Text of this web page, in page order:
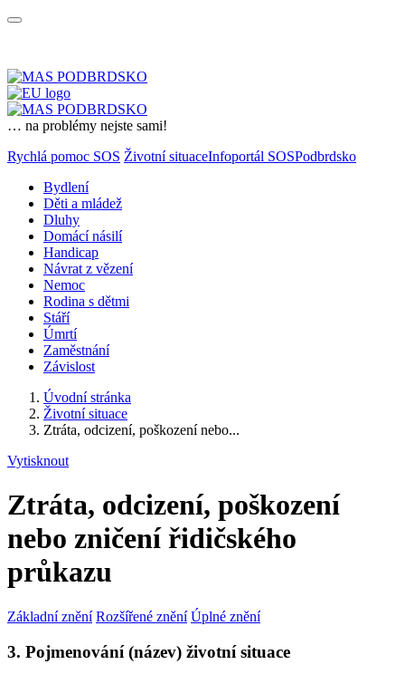
… na problémy nejste sami!
Rychlá pomoc SOS Životní situaceInfoportál SOSPodbrdsko
Bydlení
Děti a mládež
Dluhy
Domácí násilí
Handicap
Návrat z vězení
Nemoc
Rodina s dětmi
Stáří
Úmrtí
Zaměstnání
Závislost
Úvodní stránka
Životní situace
Ztráta, odcizení, poškození nebo...
Vytisknout
Ztráta, odcizení, poškození
nebo zničení řidičského
průkazu
Základní znění Rozšířené znění Úplné znění
3. Pojmenování (název) životní situace